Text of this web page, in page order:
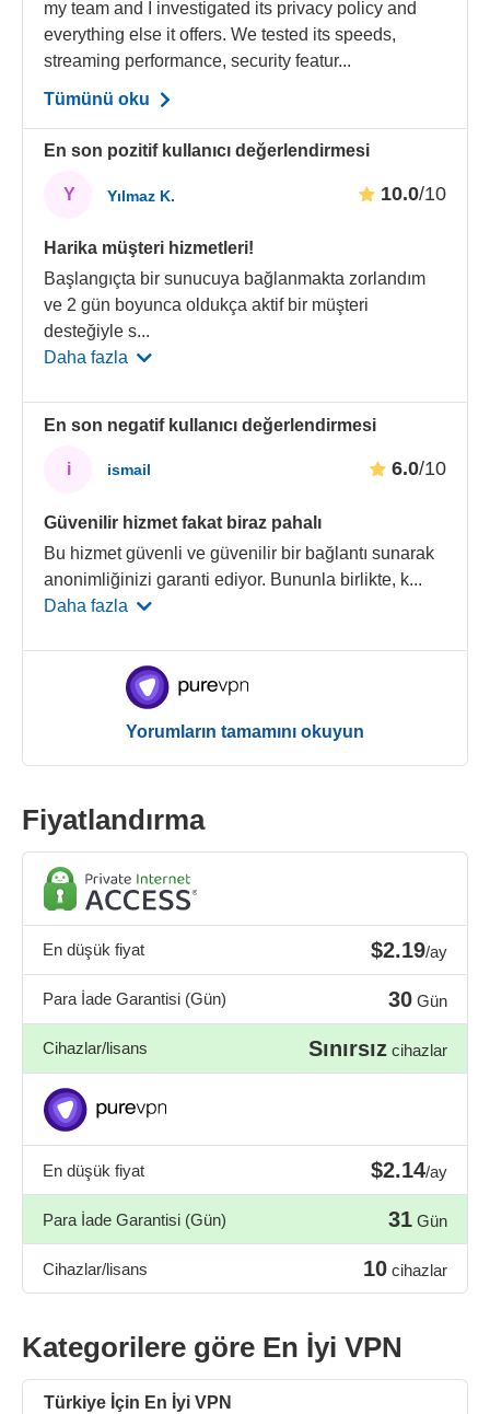
my team and I investigated its privacy policy and
everything else it offers. We tested its speeds,
streaming performance, security featur...
Tümünü oku
En son pozitif kullanıcı değerlendirmesi
Y Yılmaz K. 10.0/10
Harika müşteri hizmetleri!
Başlangıçta bir sunucuya bağlanmakta zorlandım
ve 2 gün boyunca oldukça aktif bir müşteri
desteğiyle s...
Daha fazla
En son negatif kullanıcı değerlendirmesi
i ismail 6.0/10
Güvenilir hizmet fakat biraz pahalı
Bu hizmet güvenli ve güvenilir bir bağlantı sunarak
anonimliğinizi garanti ediyor. Bununla birlikte, k...
Daha fazla
Yorumların tamamını okuyun
Fiyatlandırma
En düşük fiyat $2.19/ay
Para İade Garantisi (Gün) 30 Gün
Cihazlar/lisans Sınırsız cihazlar
En düşük fiyat $2.14/ay
Para İade Garantisi (Gün) 31 Gün
Cihazlar/lisans 10 cihazlar
Kategorilere göre En İyi VPN
Türkiye İçin En İyi VPN